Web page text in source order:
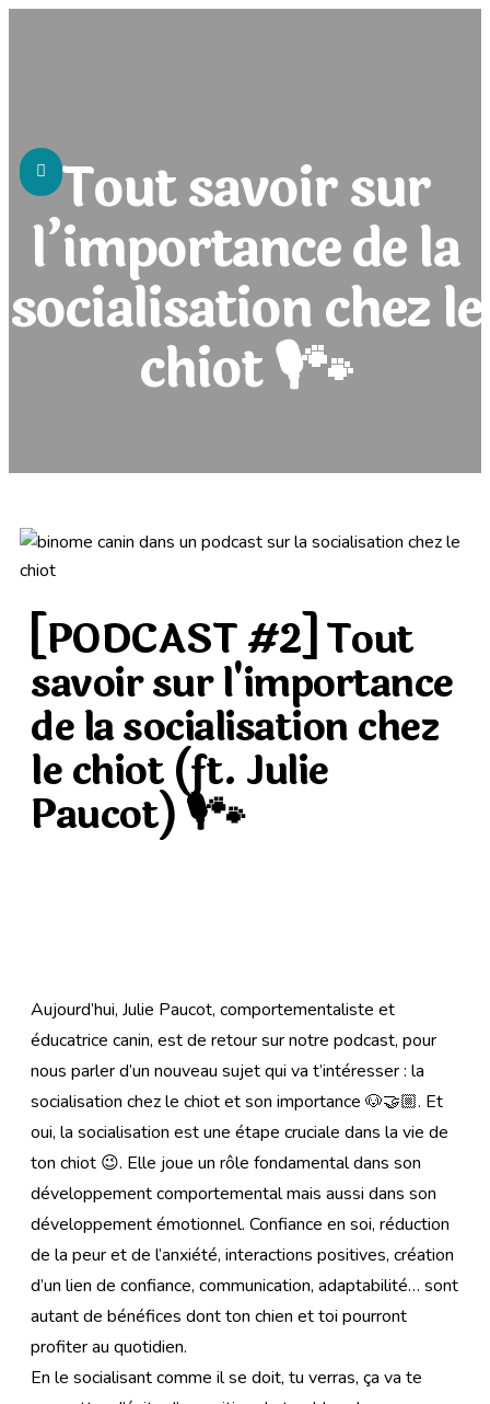
A PROPOS DE MOI
MES SERVICES
PLANNING ET RÉSERVATIONS
CONTENUS UTILES
Tout savoir sur
l’importance de la
socialisation chez le
chiot 🎙🐾
[PODCAST #2] Tout
savoir sur l'importance
de la socialisation chez
le chiot (ft. Julie
Paucot) 🎙🐾
Aujourd’hui, Julie Paucot, comportementaliste et
éducatrice canin, est de retour sur notre podcast, pour
nous parler d’un nouveau sujet qui va t’intéresser : la
socialisation chez le chiot et son importance 🐶🤝🏼. Et
oui, la socialisation est une étape cruciale dans la vie de
ton chiot 😉. Elle joue un rôle fondamental dans son
développement comportemental mais aussi dans son
développement émotionnel. Confiance en soi, réduction
de la peur et de l’anxiété, interactions positives, création
d’un lien de confiance, communication, adaptabilité… sont
autant de bénéfices dont ton chien et toi pourront
profiter au quotidien.
En le socialisant comme il se doit, tu verras, ça va te